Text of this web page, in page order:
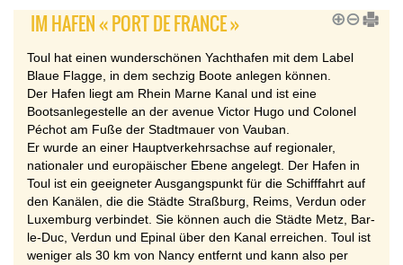
IM HAFEN « PORT DE FRANCE »
Toul hat einen wunderschönen Yachthafen mit dem Label
Blaue Flagge, in dem sechzig Boote anlegen können.
Der Hafen liegt am Rhein Marne Kanal und ist eine
Bootsanlegestelle an der avenue Victor Hugo und Colonel
Péchot am Fuße der Stadtmauer von Vauban.
Er wurde an einer Hauptverkehrsachse auf regionaler,
nationaler und europäischer Ebene angelegt. Der Hafen in
Toul ist ein geeigneter Ausgangspunkt für die Schifffahrt auf
den Kanälen, die die Städte Straßburg, Reims, Verdun oder
Luxemburg verbindet. Sie können auch die Städte Metz, Bar-
le-Duc, Verdun und Epinal über den Kanal erreichen. Toul ist
weniger als 30 km von Nancy entfernt und kann also per